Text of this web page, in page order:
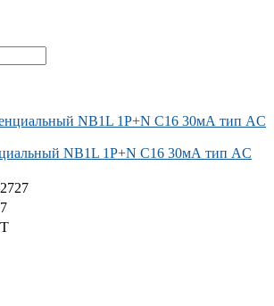
NB1L 1P+N C16 30мА тип AC